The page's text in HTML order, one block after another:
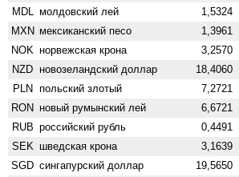
MDL молдовский лей 1,5324
MXN мексиканский песо 1,3961
NOK норвежская крона 3,2570
NZD ново­зеландский доллар 18,4060
PLN польский злотый 7,2721
RON новый румынский лей 6,6721
RUB российский рубль 0,4491
SEK шведская крона 3,1639
SGD сингапурский доллар 19,5650